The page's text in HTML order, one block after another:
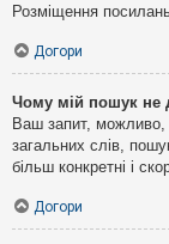
Розміщення
Догори
Чому мій пошук не
Ваш запит, можливо,
загальних слів,
більш конкретні і
Догори